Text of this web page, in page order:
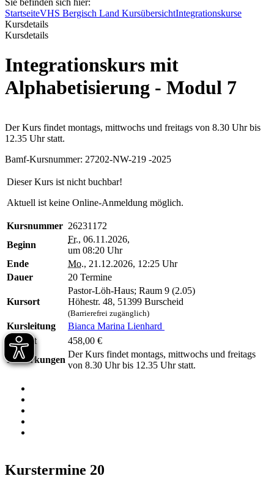
Sie befinden sich hier:
StartseiteVHS Bergisch Land KursübersichtIntegrationskurse
Kursdetails
Kursdetails
Integrationskurs mit
Alphabetisierung - Modul 7
Der Kurs findet montags, mittwochs und freitags von 8.30 Uhr bis
12.35 Uhr statt.
Bamf-Kursnummer: 27202-NW-219 -2025
Dieser Kurs ist nicht buchbar!
Aktuell ist keine Online-Anmeldung möglich.
Kursnummer 26231172
Beginn
Fr., 06.11.2026,
um 08:20 Uhr
Ende
Mo., 21.12.2026, 12:25 Uhr
Dauer
20 Termine
Kursort
Pastor-Löh-Haus; Raum 9 (2.05)
Höhestr. 48, 51399 Burscheid
(Barrierefrei zugänglich)
Kursleitung
Bianca Marina Lienhard
Entgelt
458,00 €
Bemerkungen
Der Kurs findet montags, mittwochs und freitags
von 8.30 Uhr bis 12.35 Uhr statt.
Kurstermine 20